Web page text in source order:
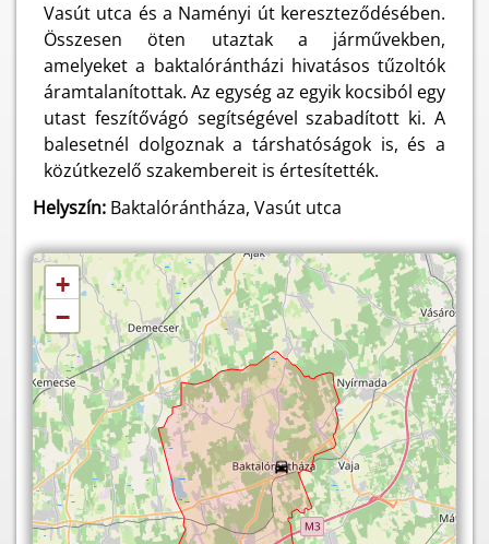
Vasút utca és a Naményi út kereszteződésében.
Összesen öten utaztak a járművekben,
amelyeket a baktalórántházi hivatásos tűzoltók
áramtalanítottak. Az egység az egyik kocsiból egy
utast feszítővágó segítségével szabadított ki. A
balesetnél dolgoznak a társhatóságok is, és a
közútkezelő szakembereit is értesítették.
Helyszín: Baktalórántháza, Vasút utca
+
−